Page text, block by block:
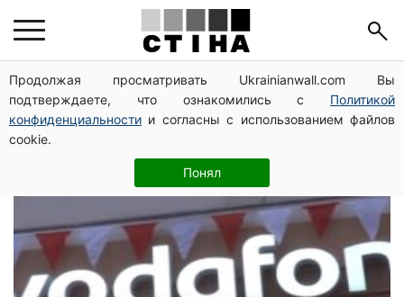
Продолжая просматривать Ukrainianwall.com Вы
подтверждаете, что ознакомились с Политикой
конфиденциальности и согласны с использованием файлов
cookie.
Понял
Vodafone Украина